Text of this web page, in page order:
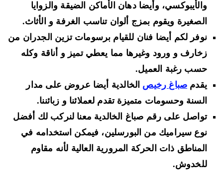
والأيبوكسي، وأيضا دهان الأماكن الضيقة والزوايا
الصغيرة ويقوم بمزج ألوان تناسب الغرفة و الأثاث.
نوفر لكم أيضا فنان للقيام برسومات تزين الجدران من
زخارف و ورود وغيرها مما يعطي تميز و أناقة وكله
حسب رغبة العميل.
يقدمصباغ رخيصالخالدية أيضا عروض على مدار
السنة وحسومات متميزة تقدم لعملائنا و زبائننا.
تواصل على رقم صباغ الخالدية معنا لنركب لك أفضل
نوع سيراميك من البورسلين، فيمكن استخدامه في
المناطق ذات الحركة المرورية العالية لأنه مقاوم
للخدوش.